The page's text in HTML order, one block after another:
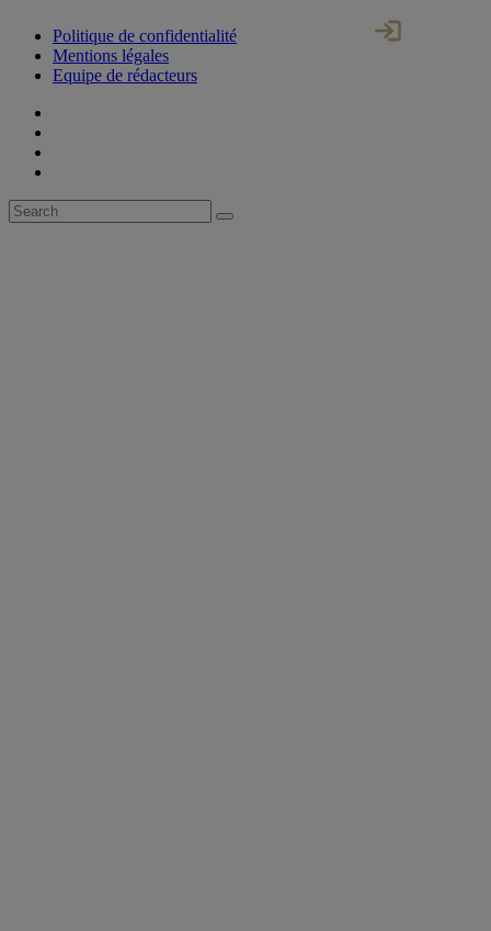
Politique de confidentialité
Mentions légales
Equipe de rédacteurs